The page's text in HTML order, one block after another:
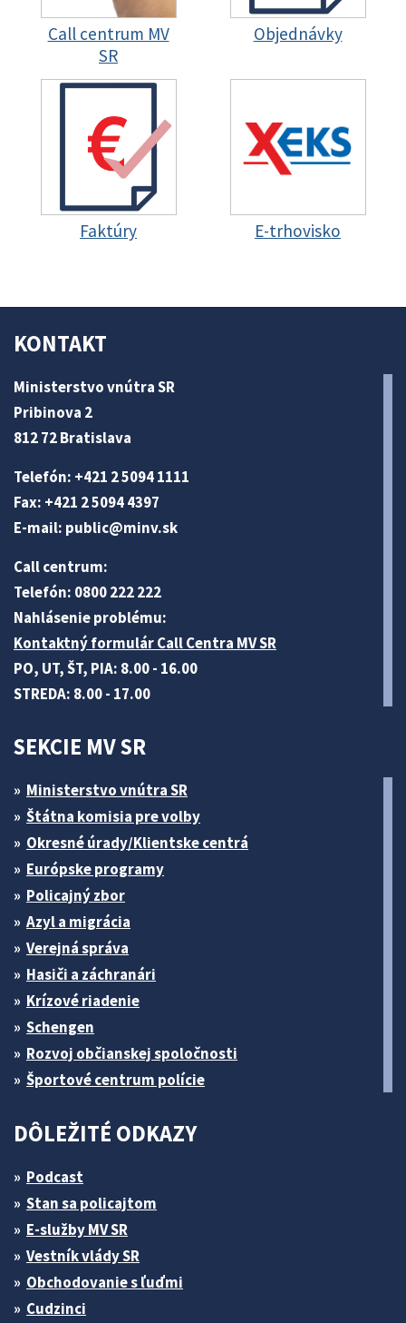
Call centrum MV
SR
Objednávky
Faktúry E-trhovisko
KONTAKT
Ministerstvo vnútra SR
Pribinova 2
812 72 Bratislava
Telefón: +421 2 5094 1111
Fax: +421 2 5094 4397
E-mail: public@minv.sk
Call centrum:
Telefón: 0800 222 222
Nahlásenie problému:
Kontaktný formulár Call Centra MV SR
PO, UT, ŠT, PIA: 8.00 - 16.00
STREDA: 8.00 - 17.00
SEKCIE MV SR
Ministerstvo vnútra SR
Štátna komisia pre volby
Okresné úrady/Klientske centrá
Európske programy
Policajný zbor
Azyl a migrácia
Verejná správa
Hasiči a záchranári
Krízové riadenie
Schengen
Rozvoj občianskej spoločnosti
Športové centrum polície
DÔLEŽITÉ ODKAZY
Podcast
Stan sa policajtom
E-služby MV SR
Vestník vlády SR
Obchodovanie s ľuďmi
Cudzinci